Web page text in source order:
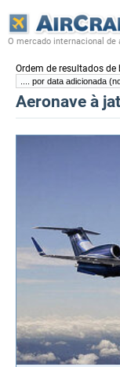
O mercado internacional de
Ordem de resultados de
Aeronave à